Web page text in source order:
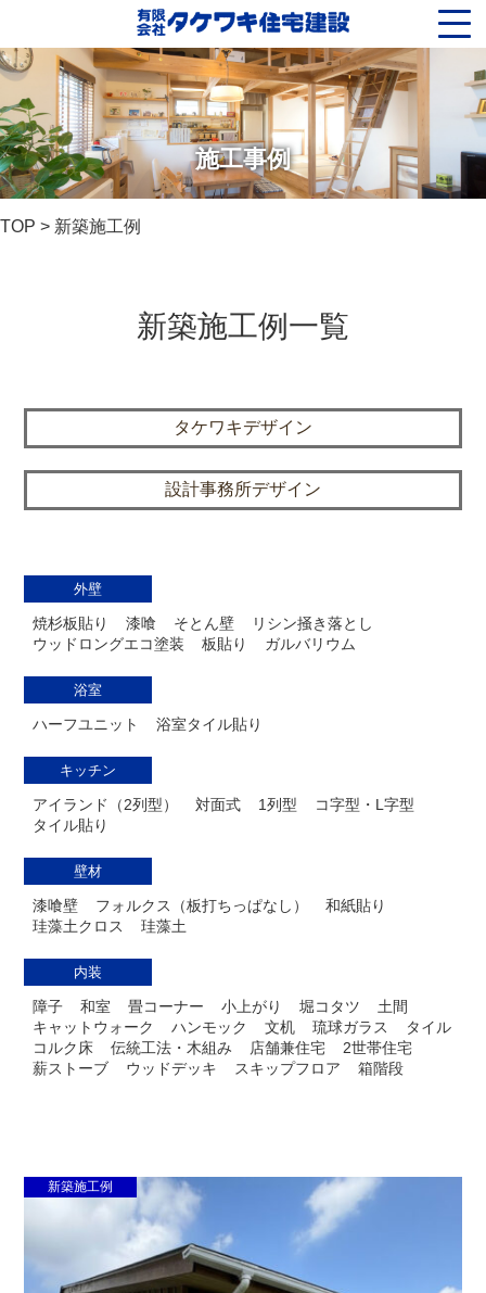
施工事例
TOP > 新築施工例
新築施工例一覧
タケワキデザイン
設計事務所デザイン
外壁
焼杉板貼り 漆喰 そとん壁
リシン掻き落とし
ウッドロングエコ塗装
板貼り ガルバリウム
浴室
ハーフユニット 浴室タイル貼り
キッチン
アイランド（2列型） 対面式 1列型
コ字型・L字型
タイル貼り
壁材
漆喰壁 フォルクス（板打ちっぱなし）
和紙貼り
珪藻土クロス
珪藻土
内装
障子 和室 畳コーナー 小上がり 堀コタツ
土間
キャットウォーク
ハンモック 文机 琉球ガラス
タイル
コルク床
伝統工法・木組み 店舗兼住宅
2世帯住宅
薪ストーブ
ウッドデッキ スキップフロア 箱階段
新築施工例